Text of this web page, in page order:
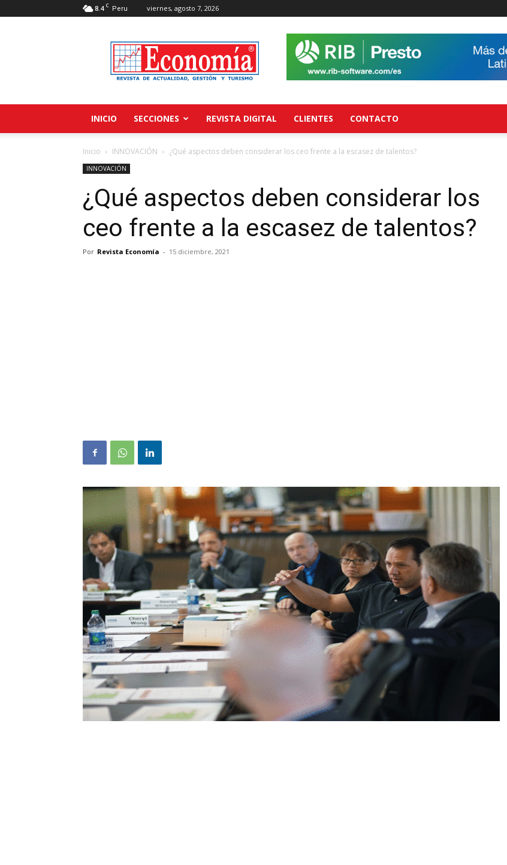
8.4 C Peru viernes, agosto 7, 2026
Revista
Economía
INICIO SECCIONES REVISTA DIGITAL CLIENTES CONTACTO
Inicio INNOVACIÓN ¿Qué aspectos deben considerar los ceo frente a la escasez de talentos?
INNOVACIÓN
¿Qué aspectos deben considerar los
ceo frente a la escasez de talentos?
Por Revista Economía - 15 diciembre, 2021